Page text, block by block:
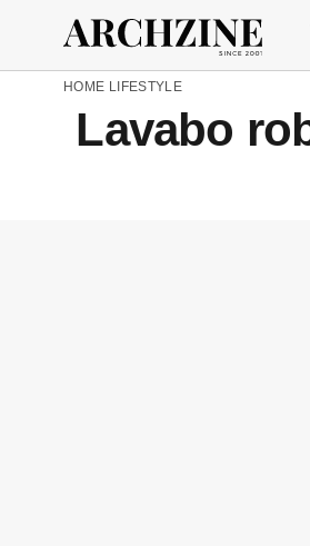
HOME LIFESTYLE
Lavabo